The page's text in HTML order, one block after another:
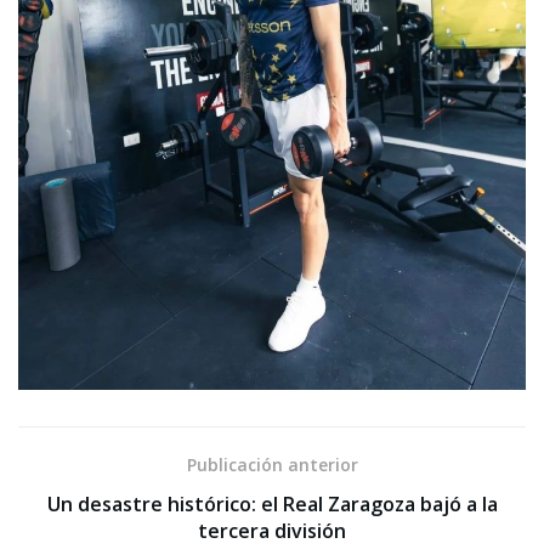
Publicación anterior
Un desastre histórico: el Real Zaragoza bajó a la
tercera división